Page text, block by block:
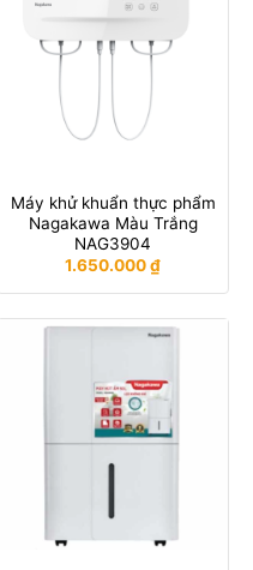
Máy khử khuẩn thực phẩm
Nagakawa Màu Trắng
NAG3904
1.650.000₫